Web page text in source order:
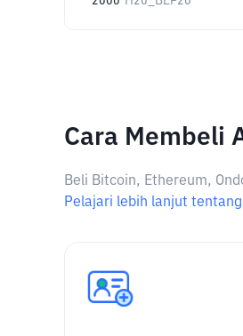
Cara Membeli
Beli Bitcoin, Ethereum,
Pelajari lebih lanjut